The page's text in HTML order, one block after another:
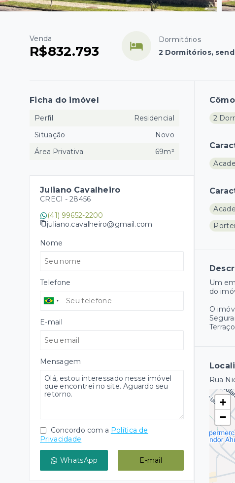
Venda
R$832.793
Dormitórios
2 Dormitórios,
2
Um
do
O
Terraço
Rua
+
−
Ficha do imóvel
Perfil
Residencial
Situação
Novo
Área Privativa
69m²
Juliano Cavalheiro
CRECI - 28456
(41) 99652-2200
juliano.cavalheiro@gmail.com
Nome
Telefone
E-mail
Mensagem
Concordo com a Política de
Privacidade
WhatsApp E-mail